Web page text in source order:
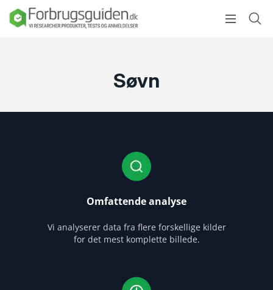
Søvn
Omfattende analyse
Vi analyserer data fra flere forskellige kilder
for det mest komplette billede.